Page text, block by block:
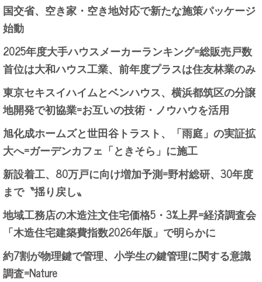
国交省、空き家・空き地対応で新たな施策パッケージ
始動
2025年度大手ハウスメーカーランキング=総販売戸数
首位は大和ハウス工業、前年度プラスは住友林業のみ
東京セキスイハイムとベンハウス、横浜都筑区の分譲
地開発で初協業=お互いの技術・ノウハウを活用
旭化成ホームズと世田谷トラスト、「雨庭」の実証拡
大へ=ガーデンカフェ「ときそら」に施工
新設着工、80万戸に向け増加予測=野村総研、30年度
まで〝揺り戻し〟
地域工務店の木造注文住宅価格5・3%上昇=経済調査会
「木造住宅建築費指数2026年版」で明らかに
約7割が物理鍵で管理、小学生の鍵管理に関する意識
調査=Nature